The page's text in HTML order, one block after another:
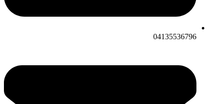
04135536796